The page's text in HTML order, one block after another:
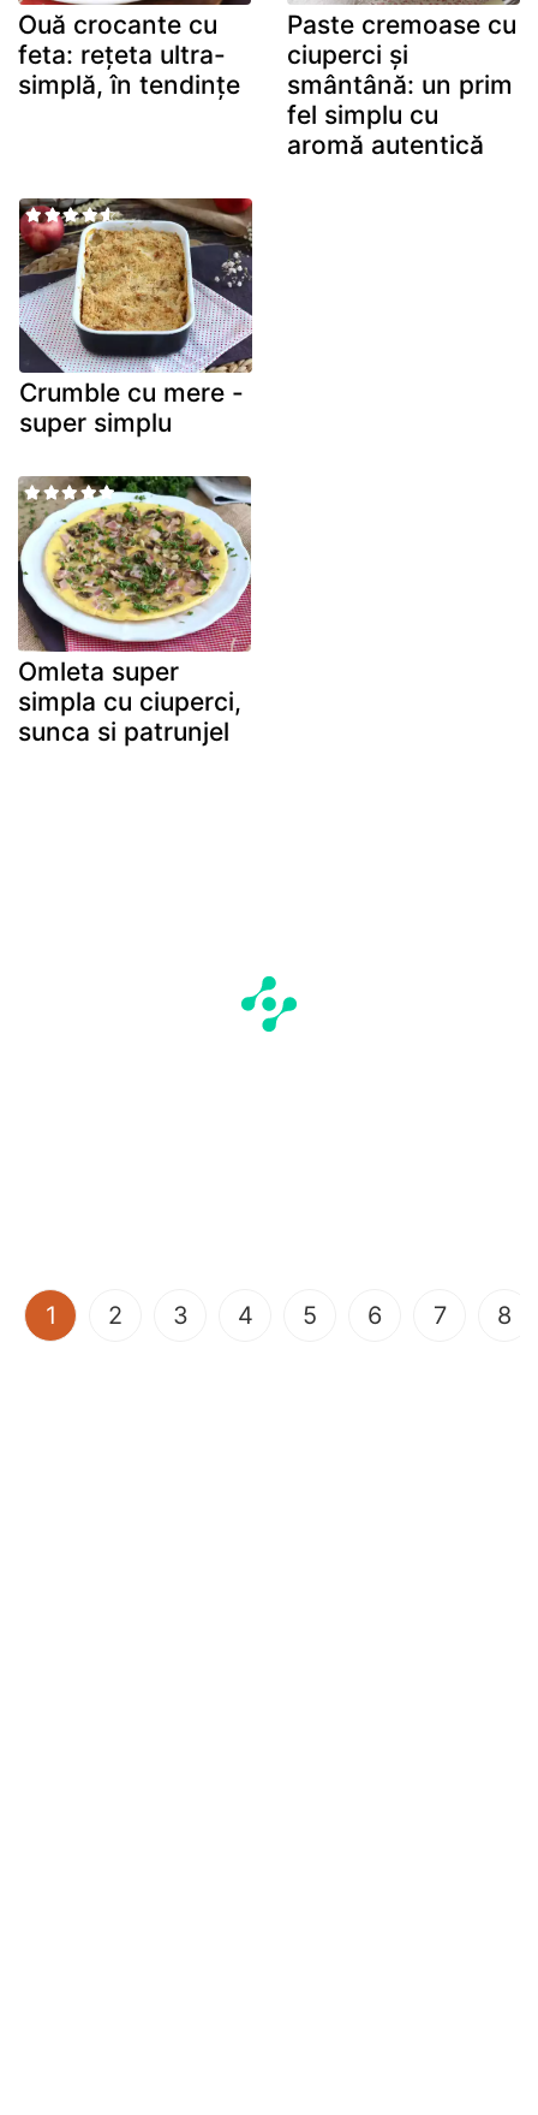
Ouă crocante cu
feta: rețeta ultra-
simplă, în tendințe
Paste cremoase cu
ciuperci și
smântână: un prim
fel simplu cu
aromă autentică
Crumble cu mere -
super simplu
Omleta super
simpla cu ciuperci,
sunca si patrunjel
1 (current)
2 3 4 5 6 7 8